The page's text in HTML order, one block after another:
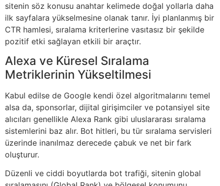
sitenin söz konusu anahtar kelimede doğal yollarla daha
ilk sayfalara yükselmesine olanak tanır. İyi planlanmış bir
CTR hamlesi, sıralama kriterlerine vasıtasız bir şekilde
pozitif etki sağlayan etkili bir araçtır.
Alexa ve Küresel Sıralama
Metriklerinin Yükseltilmesi
Kabul edilse de Google kendi özel algoritmalarını temel
alsa da, sponsorlar, dijital girişimciler ve potansiyel site
alıcıları genellikle Alexa Rank gibi uluslararası sıralama
sistemlerini baz alır. Bot hitleri, bu tür sıralama servisleri
üzerinde inanılmaz derecede çabuk ve net bir fark
oluşturur.
Düzenli ve ciddi boyutlarda bot trafiği, sitenin global